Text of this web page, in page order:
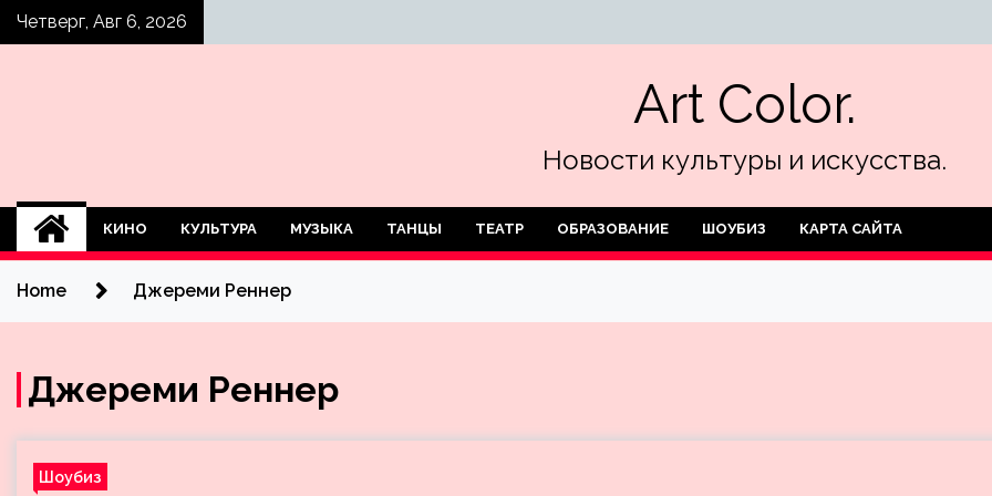
SkipЧетверг, Авг 6, 2026
Art Color.
Новости культуры и искусства.
КИНО КУЛЬТУРА МУЗЫКА ТАНЦЫ ТЕАТР ОБРАЗОВАНИЕ ШОУБИЗ КАРТА САЙТА
Home Джереми Реннер
Джереми Реннер
Шоубиз